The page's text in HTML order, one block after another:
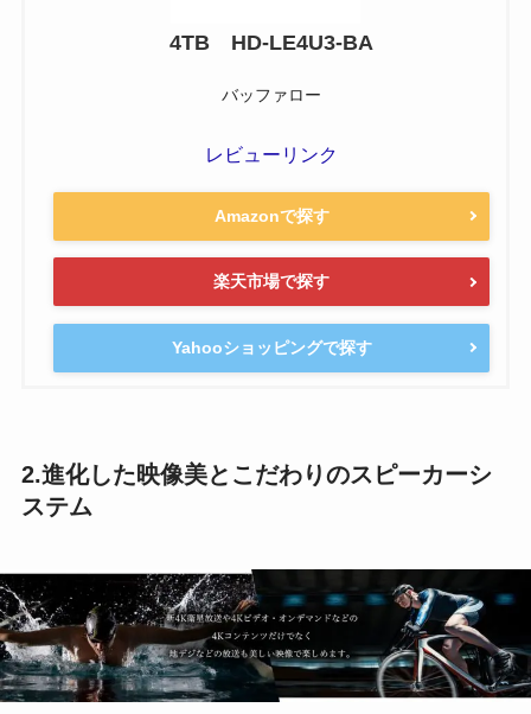
4TB HD-LE4U3-BA
バッファロー
レビューリンク
Amazonで探す
楽天市場で探す
Yahooショッピングで探す
2.進化した映像美とこだわりのスピーカーシ
ステム